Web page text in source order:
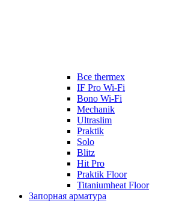
Все thermex
IF Pro Wi-Fi
Bono Wi-Fi
Mechanik
Ultraslim
Praktik
Solo
Blitz
Hit Pro
Praktik Floor
Titaniumheat Floor
Запорная арматура